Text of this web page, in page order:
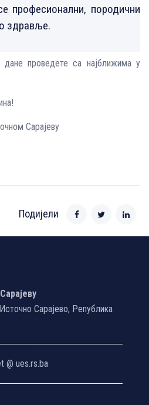
професионални, породични
здравље.
проведете са најближима у
Сарајеву
Подијели
Сарајево, Република
@ ues.rs.ba